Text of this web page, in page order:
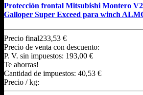
Protección frontal Mitsubishi Montero
Galloper Super Exceed para winch
Precio final233,53 €
Precio de venta con descuento:
P. V. sin impuestos: 193,00 €
Te ahorras!
Cantidad de impuestos: 40,53 €
Precio / kg: